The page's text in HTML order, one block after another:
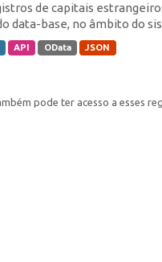
de capitais
data-base, no âmbito do
API OData JSON
pode ter acesso a esses